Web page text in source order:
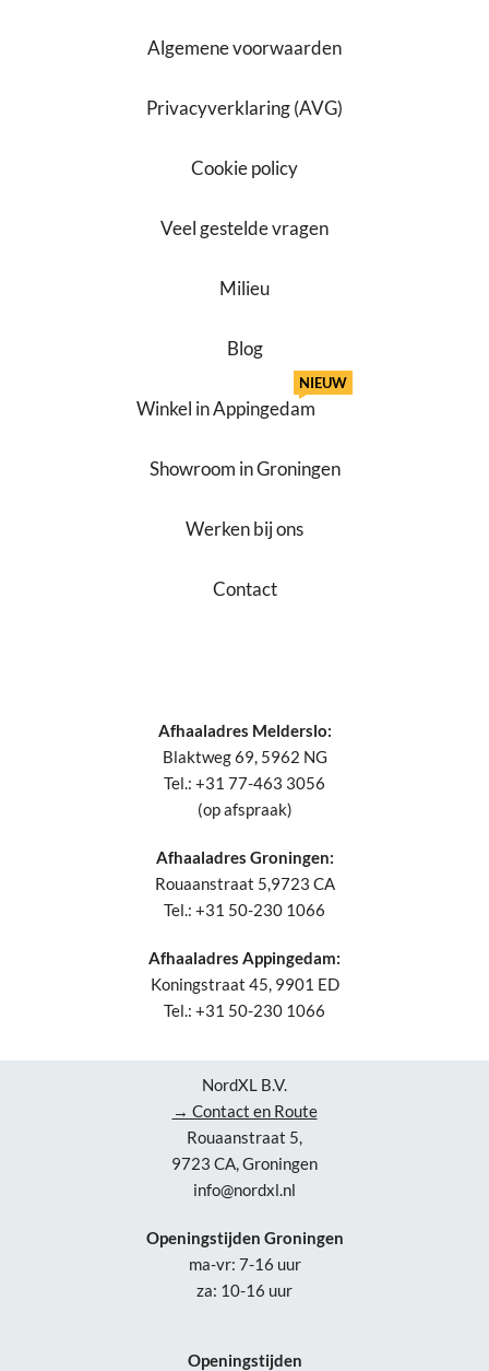
Algemene voorwaarden
Privacyverklaring (AVG)
Cookie policy
Veel gestelde vragen
Milieu
Blog
Winkel in Appingedam
NIEUW
Showroom in Groningen
Werken bij ons
Contact
Afhaaladres Melderslo:
Blaktweg 69, 5962 NG
Tel.: +31 77-463 3056
(op afspraak)
Afhaaladres Groningen:
Rouaanstraat 5,9723 CA
Tel.: +31 50-230 1066
Afhaaladres Appingedam:
Koningstraat 45, 9901 ED
Tel.: +31 50-230 1066
NordXL B.V.
→ Contact en Route
Rouaanstraat 5,
9723 CA, Groningen
info@nordxl.nl
Openingstijden Groningen
ma-vr: 7-16 uur
za: 10-16 uur
Openingstijden